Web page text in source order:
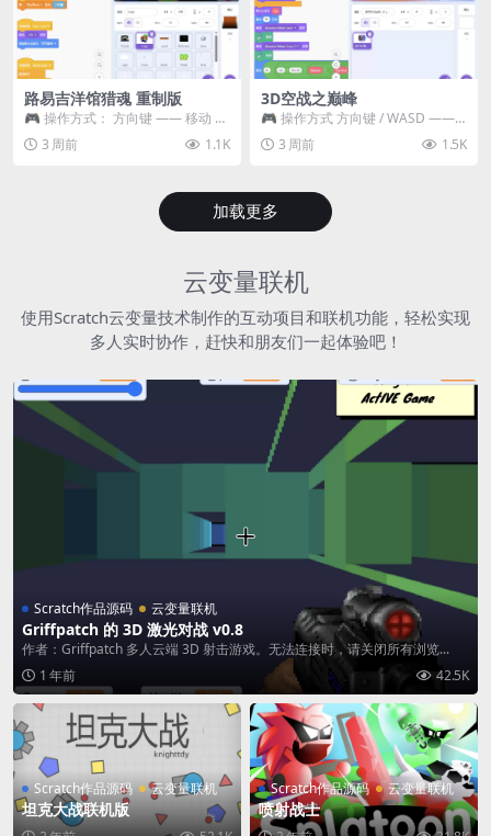
路易吉洋馆猎魂 重制版
🎮 操作方式： 方向键 —— 移动 &
跳跃 空格 —— 打开宝箱 将你...
3 周前 1.1K
3D空战之巅峰
🎮 操作方式 方向键 / WASD ——
移动 Z / K —— 射击 / 攻击...
3 周前 1.5K
加载更多
云变量联机
使用Scratch云变量技术制作的互动项目和联机功能，轻松实现
多人实时协作，赶快和朋友们一起体验吧！
Scratch作品源码 云变量联机
Griffpatch 的 3D 激光对战 v0.8
作者：Griffpatch 多人云端 3D 射击游戏。无法连接时，请关闭所有浏览...
1 年前
42.5K
Scratch作品源码 云变量联机
坦克大战联机版
Scratch作品源码 云变量联机
喷射战士